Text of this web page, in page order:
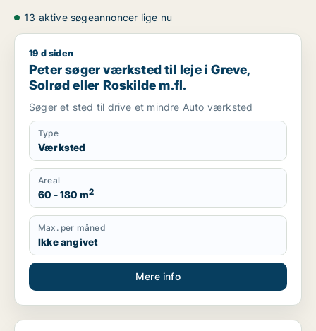
13 aktive søgeannoncer lige nu
Peter søger værksted til leje i Greve, Solrød eller Roskilde
19 d siden
Peter søger værksted til leje i Greve,
Solrød eller Roskilde m.fl.
Søger et sted til drive et mindre Auto værksted
Type
Værksted
Areal
60 - 180 m2
Max. per måned
Ikke angivet
Mere info